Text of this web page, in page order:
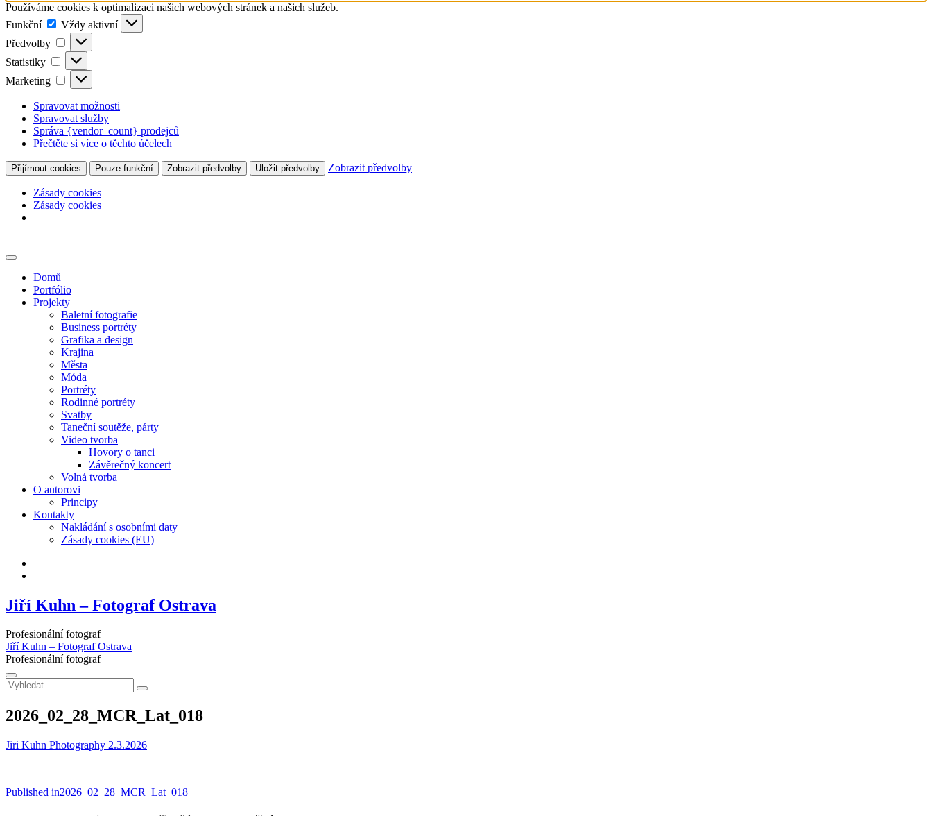
Používáme cookies k optimalizaci našich webových stránek a našich služeb.
Funkční
Funkční
Vždy aktivní
Předvolby
Předvolby
Statistiky Statistiky
Marketing Marketing
Spravovat možnosti
Spravovat služby
Správa {vendor_count} prodejců
Přečtěte si více o těchto účelech
Přijímout cookies Pouze funkční Zobrazit předvolby Uložit předvolby Zobrazit předvolby
Zásady cookies
Zásady cookies
to
Domů
Portfólio
Projekty
Baletní fotografie
Business portréty
Grafika a design
Krajina
Města
Móda
Portréty
Rodinné portréty
Svatby
Taneční soutěže, párty
Video tvorba
Hovory o tanci
Závěrečný koncert
Volná tvorba
O autorovi
Principy
Kontakty
Nakládání s osobními daty
Zásady cookies (EU)
Jiří Kuhn – Fotograf Ostrava
Profesionální fotograf
Jiří Kuhn – Fotograf Ostrava
Profesionální fotograf
Vyhledat
…
2026_02_28_MCR_Lat_018
Jiri Kuhn Photography 2.3.2026
Navigace
Published in2026_02_28_MCR_Lat_018